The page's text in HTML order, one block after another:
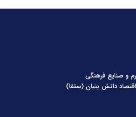
و صنایع فرهنگی
دانش بنیان (ستفا)